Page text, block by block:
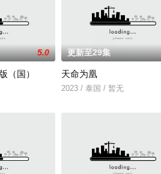
的故事。
5.0
（国）
更新至29集
天命为凰
2023 / 泰国 / 暂无